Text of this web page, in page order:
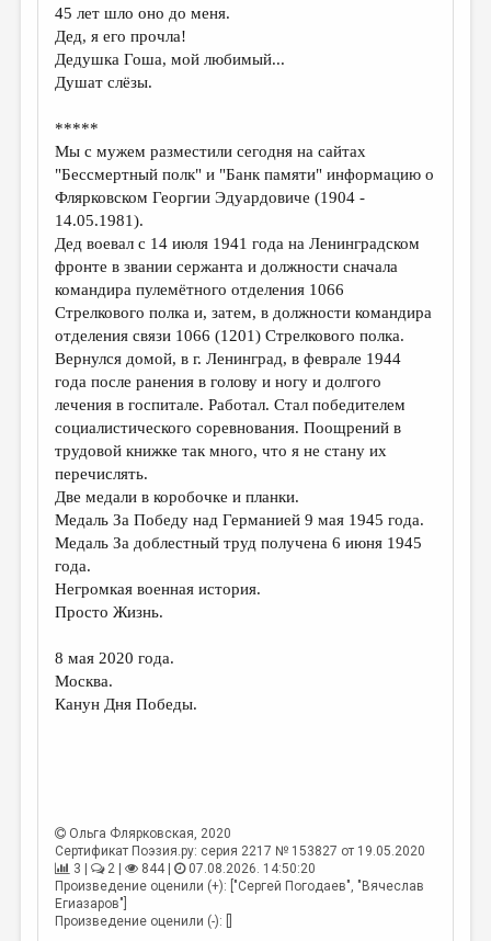
45 лет шло оно до меня.
Дед, я его прочла!
Дедушка Гоша, мой любимый...
Душат слёзы.
*****
Мы с мужем разместили сегодня на сайтах
"Бессмертный полк" и "Банк памяти" информацию о
Флярковском Георгии Эдуардовиче (1904 -
14.05.1981).
Дед воевал с 14 июля 1941 года на Ленинградском
фронте в звании сержанта и должности сначала
командира пулемётного отделения 1066
Стрелкового полка и, затем, в должности командира
отделения связи 1066 (1201) Стрелкового полка.
Вернулся домой, в г. Ленинград, в феврале 1944
года после ранения в голову и ногу и долгого
лечения в госпитале. Работал. Стал победителем
социалистического соревнования. Поощрений в
трудовой книжке так много, что я не стану их
перечислять.
Две медали в коробочке и планки.
Медаль За Победу над Германией 9 мая 1945 года.
Медаль За доблестный труд получена 6 июня 1945
года.
Негромкая военная история.
Просто Жизнь.
8 мая 2020 года.
Москва.
Канун Дня Победы.
Ольга Флярковская, 2020
Сертификат Поэзия.ру: серия 2217 № 153827 от 19.05.2020
3 |
2 | 844 |
07.08.2026. 14:50:20
Произведение оценили (+): ["Сергей Погодаев", "Вячеслав
Егиазаров"]
Произведение оценили (-): []